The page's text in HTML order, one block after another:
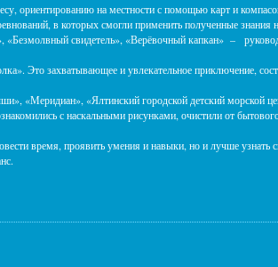
ориентированию на местности с помощью карт и
в которых смогли применить полученные знания
свидетель», «Верёвочный капкан» –
Это захватывающее и увлекательное приключение,
«Меридиан», «Ялтинский городской детский морской
с наскальными рисунками, очистили от
время, проявить умения и навыки, но и лучше